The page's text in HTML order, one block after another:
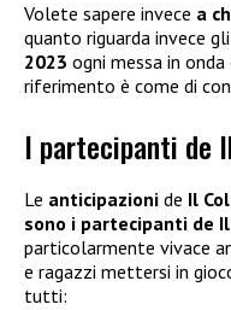
Volete sapere invece a
quanto riguarda invece gli
2023 ogni messa in
riferimento è come di
I partecipanti de
Le anticipazioni de Il
sono i partecipanti de
particolarmente vivace
e ragazzi mettersi in
tutti: